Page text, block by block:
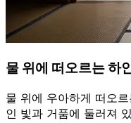
물 위에 떠오르는 하
물 위에 우아하게 떠오
인 빛과 거품에 둘러져